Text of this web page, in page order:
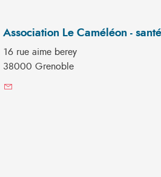
Association Le Caméléon -
16 rue aime berey
38000 Grenoble